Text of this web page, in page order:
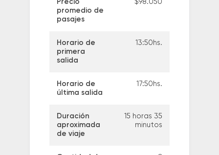
Precio
promedio de
pasajes
$98.050
Horario de
primera
salida
13:50hs.
Horario de
última salida
17:50hs.
Duración
aproximada
de viaje
15 horas 35
minutos